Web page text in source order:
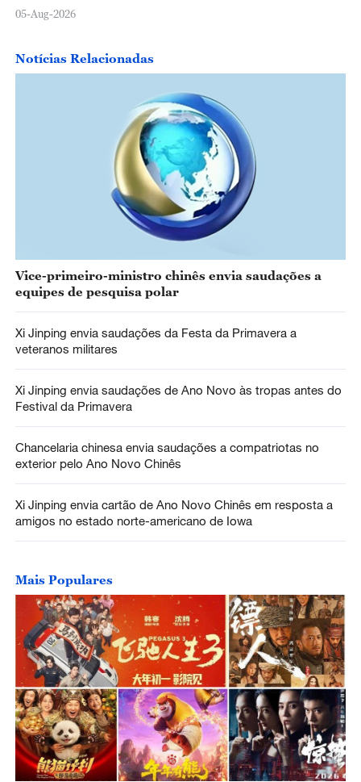
05-Aug-2026
Notícias Relacionadas
Vice-primeiro-ministro chinês envia saudações a
equipes de pesquisa polar
Xi Jinping envia saudações da Festa da Primavera a
veteranos militares
Xi Jinping envia saudações de Ano Novo às tropas antes do
Festival da Primavera
Chancelaria chinesa envia saudações a compatriotas no
exterior pelo Ano Novo Chinês
Xi Jinping envia cartão de Ano Novo Chinês em resposta a
amigos no estado norte-americano de Iowa
Mais Populares